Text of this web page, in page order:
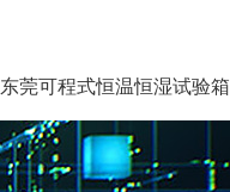
东莞可程式恒温恒湿试验箱